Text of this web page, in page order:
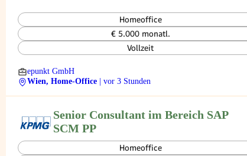
Homeoffice
€ 5.000 monatl.
Vollzeit
epunkt GmbH
Wien, Home-Office
| vor 3 Stunden
Senior Consultant im Bereich SAP
SCM PP
Homeoffice